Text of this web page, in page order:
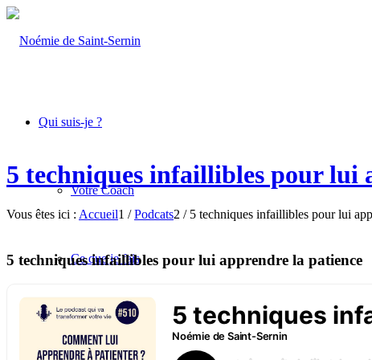
Qui suis-je ?
Votre Coach
Ce que je fais
5 techniques infaillibles pour lui
Vous êtes ici : Accueil1 / Podcats2 / 5 techniques infaillibles pour lui
5 techniques infaillibles pour lui apprendre la patience